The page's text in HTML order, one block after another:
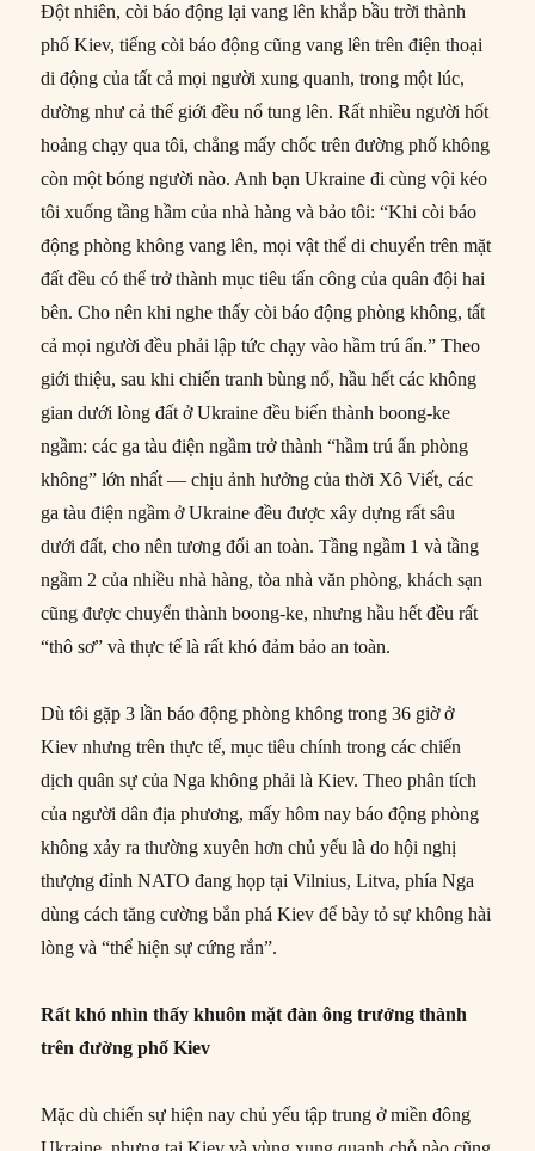
Đột nhiên, còi báo động lại vang lên khắp bầu trời thành
phố Kiev, tiếng còi báo động cũng vang lên trên điện thoại
di động của tất cả mọi người xung quanh, trong một lúc,
dường như cả thế giới đều nổ tung lên. Rất nhiều người hốt
hoảng chạy qua tôi, chẳng mấy chốc trên đường phố không
còn một bóng người nào. Anh bạn Ukraine đi cùng vội kéo
tôi xuống tầng hầm của nhà hàng và bảo tôi: “Khi còi báo
động phòng không vang lên, mọi vật thể di chuyển trên mặt
đất đều có thể trở thành mục tiêu tấn công của quân đội hai
bên. Cho nên khi nghe thấy còi báo động phòng không, tất
cả mọi người đều phải lập tức chạy vào hầm trú ẩn.” Theo
giới thiệu, sau khi chiến tranh bùng nổ, hầu hết các không
gian dưới lòng đất ở Ukraine đều biến thành boong-ke
ngầm: các ga tàu điện ngầm trở thành “hầm trú ẩn phòng
không” lớn nhất — chịu ảnh hưởng của thời Xô Viết, các
ga tàu điện ngầm ở Ukraine đều được xây dựng rất sâu
dưới đất, cho nên tương đối an toàn. Tầng ngầm 1 và tầng
ngầm 2 của nhiều nhà hàng, tòa nhà văn phòng, khách sạn
cũng được chuyển thành boong-ke, nhưng hầu hết đều rất
“thô sơ” và thực tế là rất khó đảm bảo an toàn.
Dù tôi gặp 3 lần báo động phòng không trong 36 giờ ở
Kiev nhưng trên thực tế, mục tiêu chính trong các chiến
dịch quân sự của Nga không phải là Kiev. Theo phân tích
của người dân địa phương, mấy hôm nay báo động phòng
không xảy ra thường xuyên hơn chủ yếu là do hội nghị
thượng đỉnh NATO đang họp tại Vilnius, Litva, phía Nga
dùng cách tăng cường bắn phá Kiev để bày tỏ sự không hài
lòng và “thể hiện sự cứng rắn”.
Rất khó nhìn thấy khuôn mặt đàn ông trưởng thành
trên đường phố Kiev
Mặc dù chiến sự hiện nay chủ yếu tập trung ở miền đông